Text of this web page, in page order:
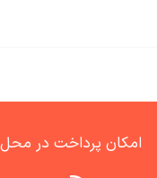
امکان پرداخت در محل